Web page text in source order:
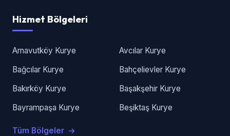
Hizmet Bölgeleri
Arnavutköy Kurye
Avcılar Kurye
Bağcılar Kurye
Bahçelievler Kurye
Bakırköy Kurye
Başakşehir Kurye
Bayrampaşa Kurye
Beşiktaş Kurye
Tüm Bölgeler